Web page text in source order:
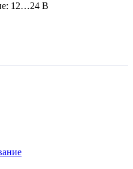
12…24 В